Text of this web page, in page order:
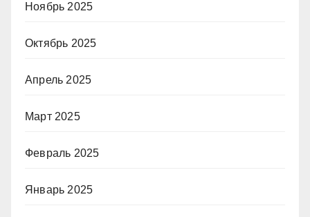
Ноябрь 2025
Октябрь 2025
Апрель 2025
Март 2025
Февраль 2025
Январь 2025